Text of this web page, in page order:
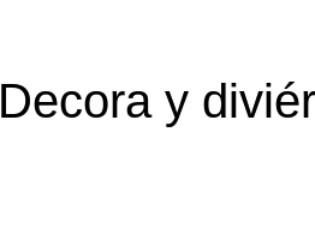
Decora y